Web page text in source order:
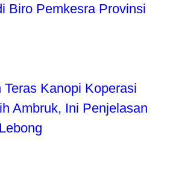
Biro Pemkesra Provinsi
Kanopi Koperasi
Ambruk, Ini Penjelasan